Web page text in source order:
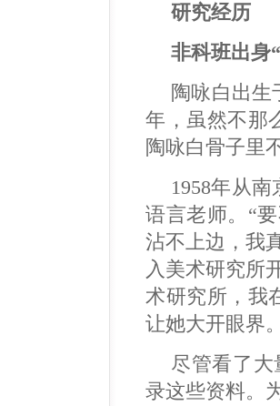
研究经历
非科班出身
陶咏白出生
年，虽然不那
陶咏白骨子里
1958年从
语言老师。“
沾不上边，我
入美术研究所
术研究所，我
让她大开眼界
尽管看了
录这些资料。